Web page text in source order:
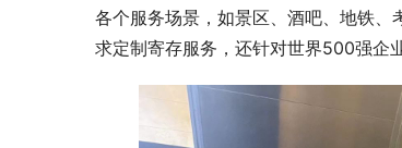
各个服务场景，如景区、酒吧、地铁
求定制寄存服务，还针对世界500强企